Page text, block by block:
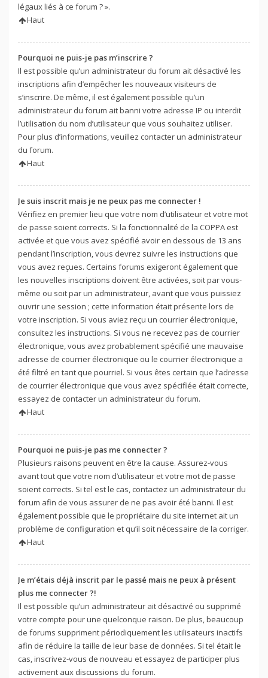
légaux liés à ce forum ? ».
Haut
Pourquoi ne puis-je pas m’inscrire ?
Il est possible qu’un administrateur du forum ait désactivé les
inscriptions afin d’empêcher les nouveaux visiteurs de
s’inscrire. De même, il est également possible qu’un
administrateur du forum ait banni votre adresse IP ou interdit
l’utilisation du nom d’utilisateur que vous souhaitez utiliser.
Pour plus d’informations, veuillez contacter un administrateur
du forum.
Haut
Je suis inscrit mais je ne peux pas me connecter !
Vérifiez en premier lieu que votre nom d’utilisateur et votre mot
de passe soient corrects. Si la fonctionnalité de la COPPA est
activée et que vous avez spécifié avoir en dessous de 13 ans
pendant l’inscription, vous devrez suivre les instructions que
vous avez reçues. Certains forums exigeront également que
les nouvelles inscriptions doivent être activées, soit par vous-
même ou soit par un administrateur, avant que vous puissiez
ouvrir une session ; cette information était présente lors de
votre inscription. Si vous aviez reçu un courrier électronique,
consultez les instructions. Si vous ne recevez pas de courrier
électronique, vous avez probablement spécifié une mauvaise
adresse de courrier électronique ou le courrier électronique a
été filtré en tant que pourriel. Si vous êtes certain que l’adresse
de courrier électronique que vous avez spécifiée était correcte,
essayez de contacter un administrateur du forum.
Haut
Pourquoi ne puis-je pas me connecter ?
Plusieurs raisons peuvent en être la cause. Assurez-vous
avant tout que votre nom d’utilisateur et votre mot de passe
soient corrects. Si tel est le cas, contactez un administrateur du
forum afin de vous assurer de ne pas avoir été banni. Il est
également possible que le propriétaire du site internet ait un
problème de configuration et qu’il soit nécessaire de la corriger.
Haut
Je m’étais déjà inscrit par le passé mais ne peux à présent
plus me connecter ?!
Il est possible qu’un administrateur ait désactivé ou supprimé
votre compte pour une quelconque raison. De plus, beaucoup
de forums suppriment périodiquement les utilisateurs inactifs
afin de réduire la taille de leur base de données. Si tel était le
cas, inscrivez-vous de nouveau et essayez de participer plus
activement aux discussions du forum.